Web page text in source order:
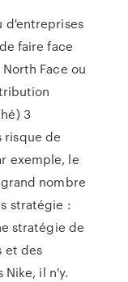
d'entreprises
faire face
Face ou
3
risque de
exemple, le
nombre
stratégie :
stratégie de
et des
Nike, il n'y.